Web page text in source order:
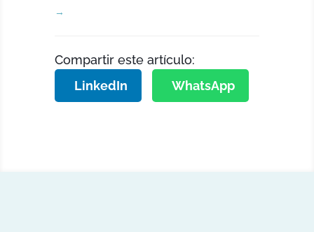
→
Compartir este artículo:
LinkedIn
WhatsApp